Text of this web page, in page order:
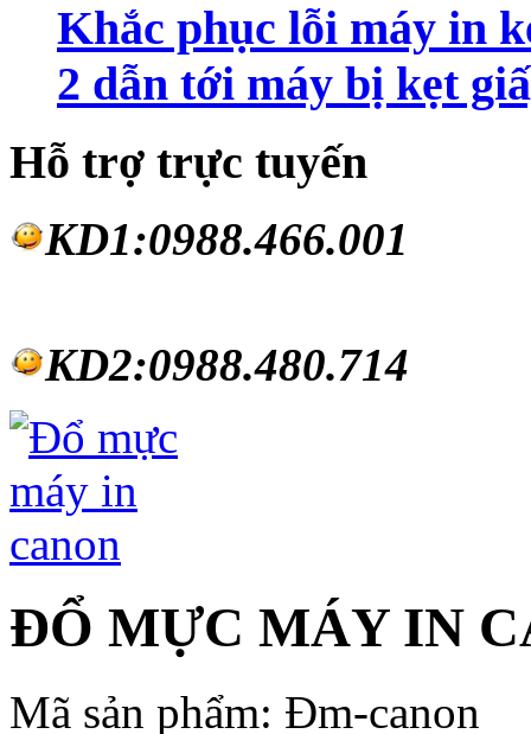
Khắc phục lỗi máy in
2 dẫn tới máy bị kẹt
Hỗ trợ trực tuyến
KD1:0988.466.001
KD2:0988.480.714
ĐỔ MỰC MÁY IN
Mã sản phẩm: Đm-canon